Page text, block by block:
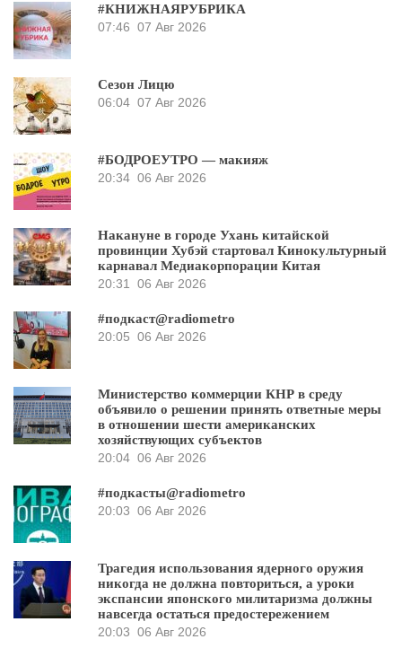
#КНИЖНАЯРУБРИКА
07:46 07 Авг 2026
Сезон Лицю
06:04 07 Авг 2026
#БОДРОЕУТРО — макияж
20:34 06 Авг 2026
Накануне в городе Ухань китайской
провинции Хубэй стартовал Кинокультурный
карнавал Медиакорпорации Китая
20:31
06 Авг 2026
#подкаст@radiometro
20:05 06 Авг 2026
Министерство коммерции КНР в среду
объявило о решении принять ответные меры
в отношении шести американских
хозяйствующих субъектов
20:04 06 Авг 2026
#подкасты@radiometro
20:03 06 Авг 2026
Трагедия использования ядерного оружия
никогда не должна повториться, а уроки
экспансии японского милитаризма должны
навсегда остаться предостережением
20:03 06 Авг 2026